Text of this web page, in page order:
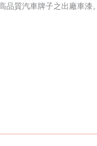
品質汽車牌子之出廠車漆。